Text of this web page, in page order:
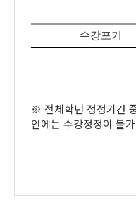
수강포기
※ 전체학년 정정기간
안에는 수강정정이 불